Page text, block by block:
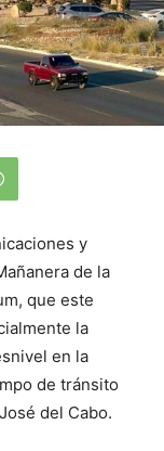
y
de la
que este
la
en la
de tránsito
del Cabo.